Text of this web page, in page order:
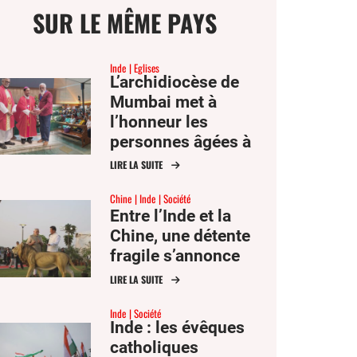
SUR LE MÊME PAYS
Inde Eglises
L’archidiocèse de
Mumbai met à
l’honneur les
personnes âgées à
l’occasion de la fête
et Anne
LIRE LA SUITE
Chine Inde Société
Entre l’Inde et la
Chine, une détente
fragile s’annonce
LIRE LA SUITE
Inde Société
Inde : les évêques
catholiques